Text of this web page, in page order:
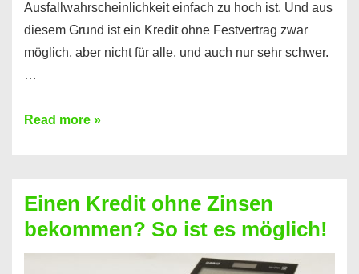
Ausfallwahrscheinlichkeit einfach zu hoch ist. Und aus
diesem Grund ist ein Kredit ohne Festvertrag zwar
möglich, aber nicht für alle, und auch nur sehr schwer.
…
Ist
Festvertrag
für
jeden
Read more »
Einen Kredit ohne Zinsen
bekommen? So ist es möglich!